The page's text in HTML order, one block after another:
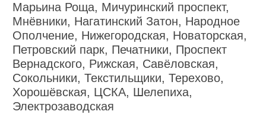
Марьина Роща, Мичуринский проспект,
Мнёвники, Нагатинский Затон, Народное
Ополчение, Нижегородская, Новаторская,
Петровский парк, Печатники, Проспект
Вернадского, Рижская, Савёловская,
Сокольники, Текстильщики, Терехово,
Хорошёвская, ЦСКА, Шелепиха,
Электрозаводская